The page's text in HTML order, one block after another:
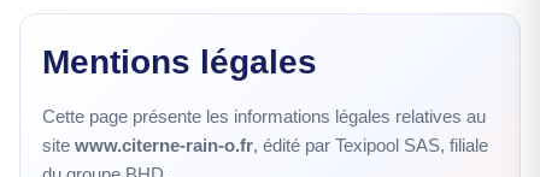
Mentions légales
Cette page présente les informations légales relatives au
site www.citerne-rain-o.fr, édité par Texipool SAS, filiale